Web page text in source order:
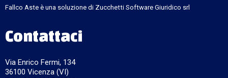
Fallco Aste è una soluzione di Zucchetti Software Giuridico srl
Contattaci
Via Enrico Fermi, 134
36100 Vicenza (VI)